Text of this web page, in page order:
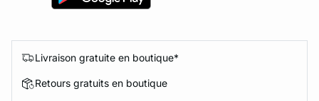
Livraison gratuite en boutique*
Retours gratuits en boutique